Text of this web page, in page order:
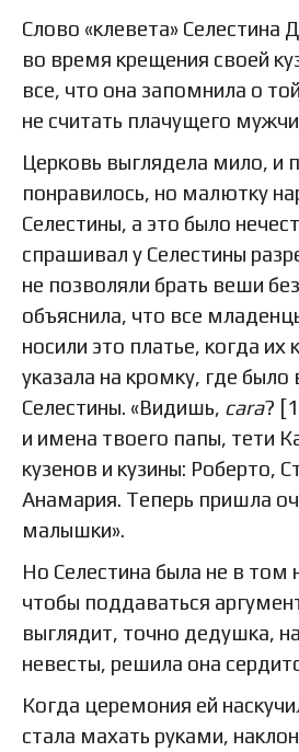
Слово «клевета» Селестина
во время крещения своей
все, что она запомнила о
не считать плачущего
Церковь выглядела мило, и
понравилось, но малютку
Селестины, а это было
спрашивал у Селестины
не позволяли брать веши
объяснила, что все
носили это платье, когда их
указала на кромку, где
Селестины. «Видишь, cara?
и имена твоего папы, тети
кузенов и кузины: Роберто,
Анамария. Теперь пришла
малышки».
Но Селестина была не в том
чтобы поддаваться
выглядит, точно дедушка,
невесты, решила она
Когда церемония ей
стала махать руками,